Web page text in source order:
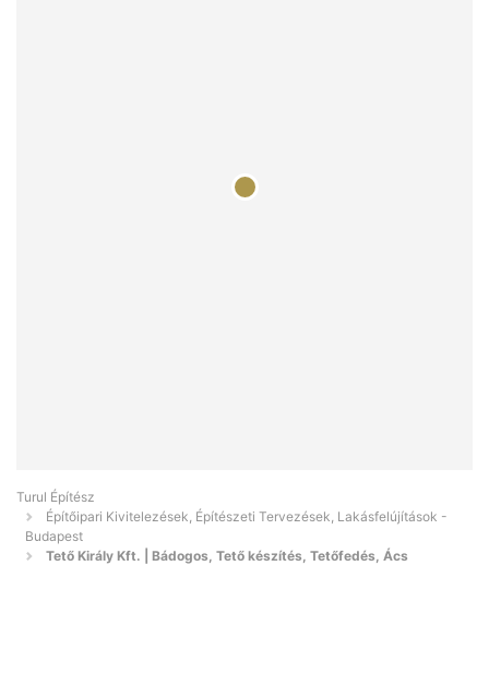
Turul Építész
Építőipari Kivitelezések, Építészeti Tervezések, Lakásfelújítások -
Budapest
Tető Király Kft. | Bádogos, Tető készítés, Tetőfedés, Ács